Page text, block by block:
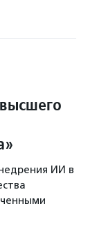
ИИ в